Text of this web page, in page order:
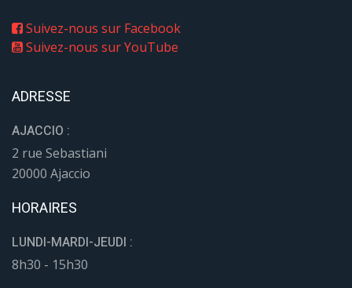
Suivez-nous sur Facebook
Suivez-nous sur YouTube
ADRESSE
AJACCIO :
2 rue Sebastiani
20000 Ajaccio
HORAIRES
LUNDI-MARDI-JEUDI :
8h30 - 15h30